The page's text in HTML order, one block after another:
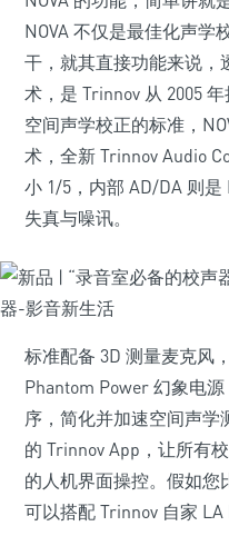
NOVA 不仅是最佳化声学
干，就其直接功能来说，
术，是 Trinnov 从 2005
空间声学校正的标准，
术，全新 Trinnov Audio
小 1/5，内部 AD/DA 则是
失真与噪讯。
标准配备 3D 测量麦克风
Phantom Power 幻象电
序，简化并加速空间声学
的 Trinnov App，让所有
的人机界面操控。假如您
可以搭配 Trinnov 自家 LA